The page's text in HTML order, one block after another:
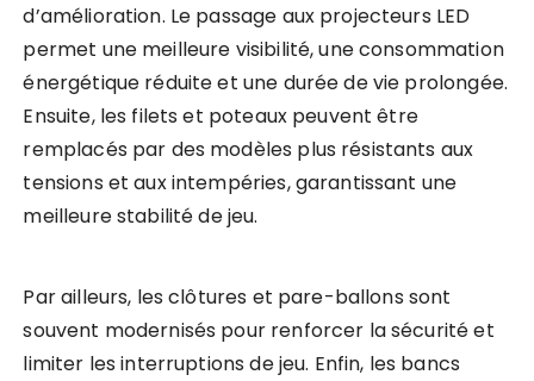
d’amélioration. Le passage aux projecteurs LED
permet une meilleure visibilité, une consommation
énergétique réduite et une durée de vie prolongée.
Ensuite, les filets et poteaux peuvent être
remplacés par des modèles plus résistants aux
tensions et aux intempéries, garantissant une
meilleure stabilité de jeu.
Par ailleurs, les clôtures et pare-ballons sont
souvent modernisés pour renforcer la sécurité et
limiter les interruptions de jeu. Enfin, les bancs